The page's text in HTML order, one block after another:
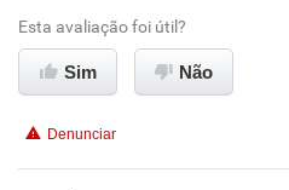
Não recomenda esta empresa
Esta avaliação foi útil?
Sim Não
Denunciar